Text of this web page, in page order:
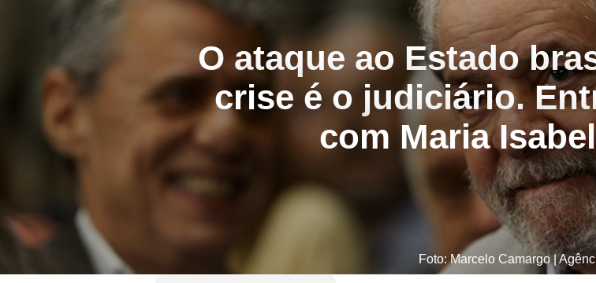
O ataque ao Estado
crise é o judiciário.
com Maria
Foto: Marcelo Camargo |